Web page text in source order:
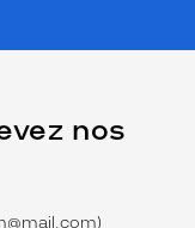
nos